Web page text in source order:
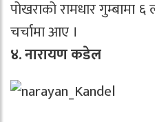
पोखराको रामधार गुम्बामा
चर्चामा आए ।
४. नारायण कडेल